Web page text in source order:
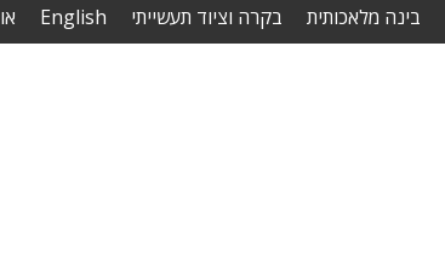
בינה מלאכותית בקרה וציוד תעשייתי English